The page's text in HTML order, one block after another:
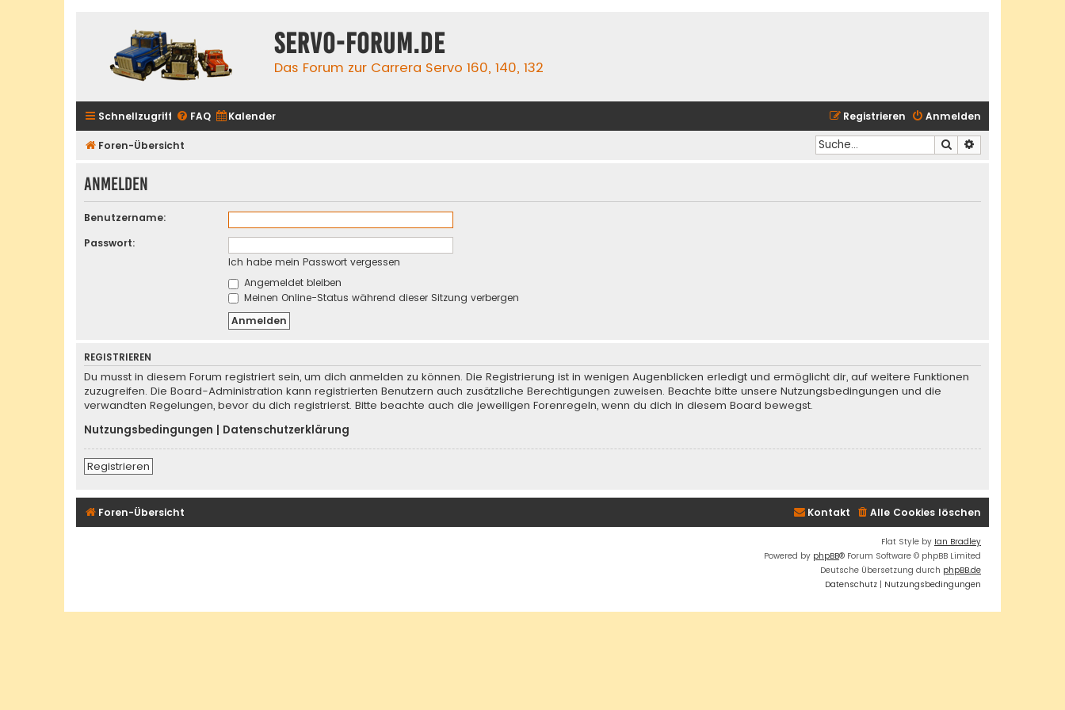
servo-forum.de
Das Forum zur Carrera Servo 160, 140, 132
Schnellzugriff FAQ Kalender Anmelden
Registrieren
Foren-Übersicht Suche
Anmelden
Benutzername:
Passwort:
Ich habe mein Passwort vergessen
Angemeldet bleiben
Meinen Online-Status während dieser Sitzung verbergen
REGISTRIEREN
Du musst in diesem Forum registriert sein, um dich anmelden zu können. Die Registrierung ist in wenigen Augenblicken erledigt und ermöglicht dir, auf weitere Funktionen
zuzugreifen. Die Board-Administration kann registrierten Benutzern auch zusätzliche Berechtigungen zuweisen. Beachte bitte unsere Nutzungsbedingungen und die
verwandten Regelungen, bevor du dich registrierst. Bitte beachte auch die jeweiligen Forenregeln, wenn du dich in diesem Board bewegst.
Nutzungsbedingungen
Datenschutzerklärung
Registrieren
Foren-Übersicht Alle Cookies löschen
Kontakt
Flat Style by Ian Bradley
Powered by phpBB® Forum Software © phpBB Limited
Deutsche Übersetzung durch phpBB.de
Datenschutz | Nutzungsbedingungen